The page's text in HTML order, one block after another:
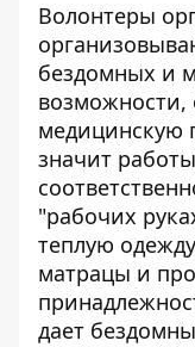
Волонтеры
бездомных и
медицинскую
значит
"рабочих
теплую
матрацы и
дает